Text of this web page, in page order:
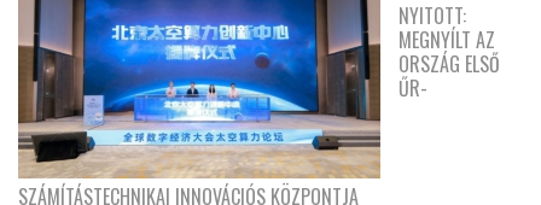
NYITOTT:
MEGNYÍLT AZ
ORSZÁG ELSŐ
ŰR-
SZÁMÍTÁSTECHNIKAI INNOVÁCIÓS KÖZPONTJA